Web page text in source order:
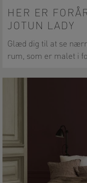
HER ER
JOTUN LADY
Glæd dig til at se
rum, som er malet i